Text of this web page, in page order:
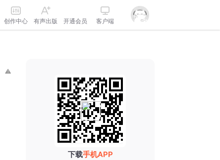
创作中心 有声出版 开通会员 客户端
下载手机APP